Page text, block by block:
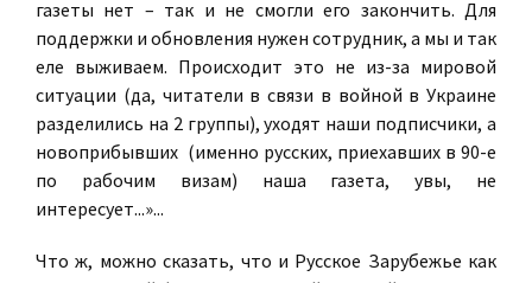
газеты нет – так и не смогли его закончить. Для
поддержки и обновления нужен сотрудник, а мы и так
еле выживаем. Происходит это не из-за мировой
ситуации (да, читатели в связи в войной в Украине
разделились на 2 группы), уходят наши подписчики, а
новоприбывших (именно русских, приехавших в 90-е
по рабочим визам) наша газета, увы, не
интересует...»...
Что ж, можно сказать, что и Русское Зарубежье как